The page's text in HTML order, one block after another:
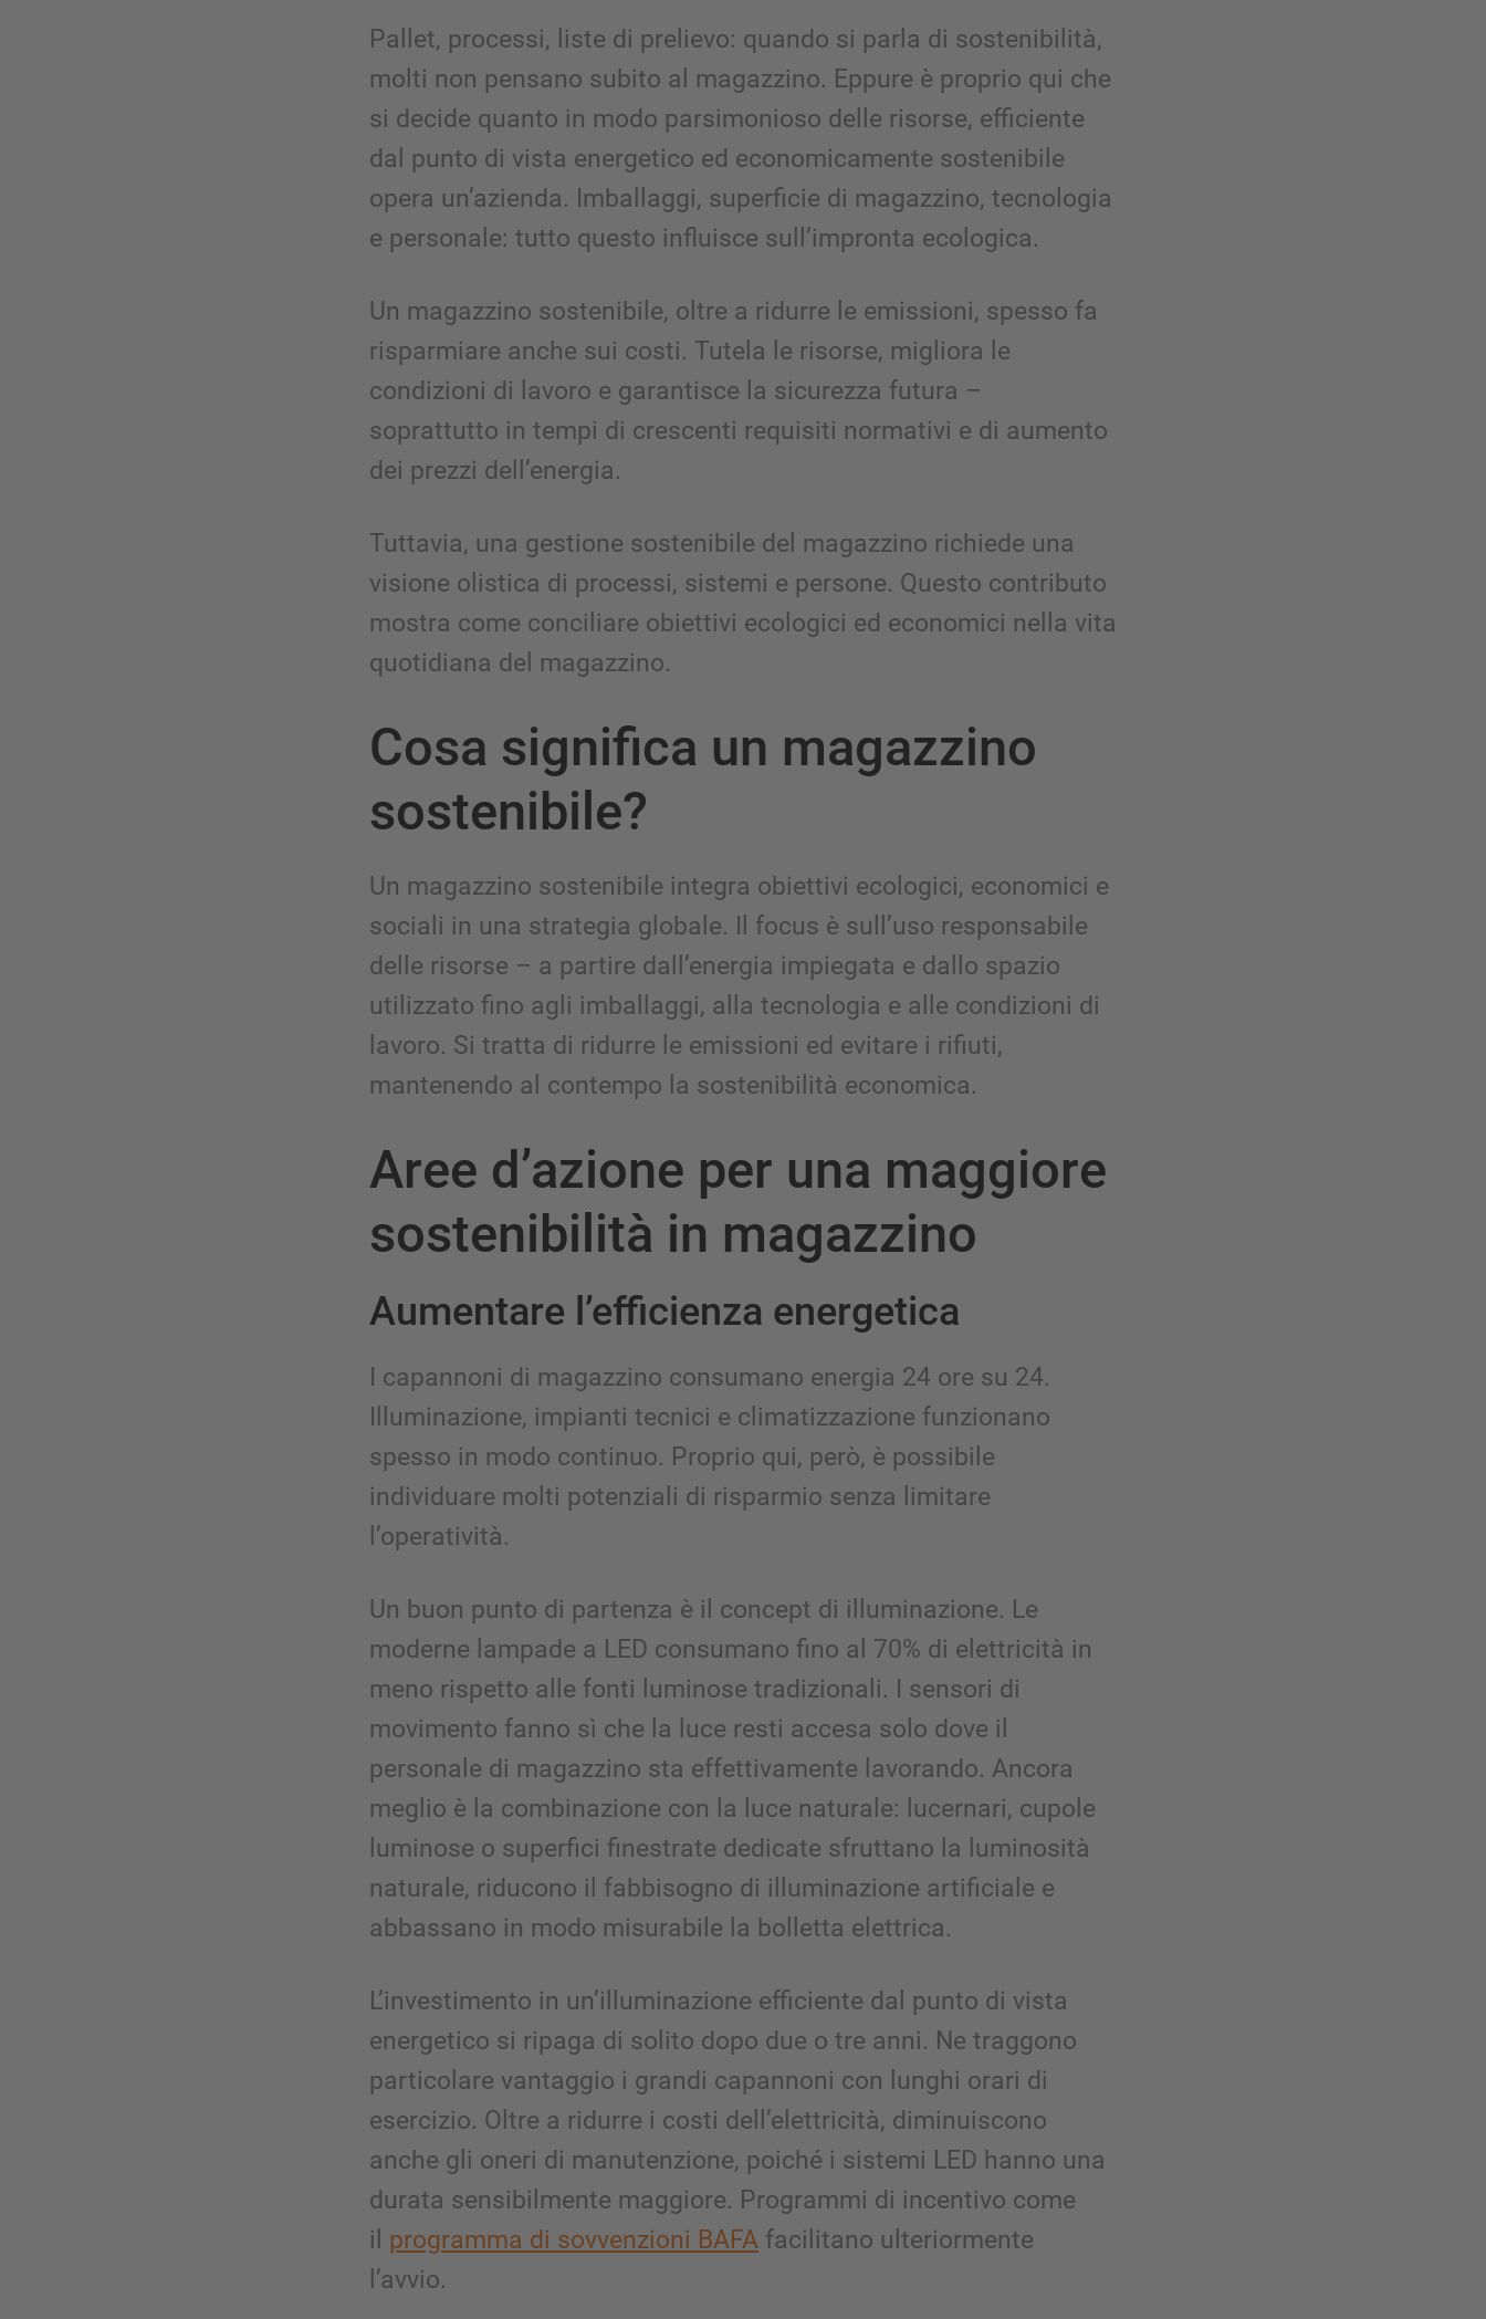
Pallet, processi, liste di prelievo: quando si parla di sostenibilità,
molti non pensano subito al magazzino. Eppure è proprio qui che
si decide quanto in modo parsimonioso delle risorse, efficiente
dal punto di vista energetico ed economicamente sostenibile
opera un’azienda. Imballaggi, superficie di magazzino, tecnologia
e personale: tutto questo influisce sull’impronta ecologica.
Un magazzino sostenibile, oltre a ridurre le emissioni, spesso fa
risparmiare anche sui costi. Tutela le risorse, migliora le
condizioni di lavoro e garantisce la sicurezza futura –
soprattutto in tempi di crescenti requisiti normativi e di aumento
dei prezzi dell’energia.
Tuttavia, una gestione sostenibile del magazzino richiede una
visione olistica di processi, sistemi e persone. Questo contributo
mostra come conciliare obiettivi ecologici ed economici nella vita
quotidiana del magazzino.
Cosa significa un magazzino
sostenibile?
Un magazzino sostenibile integra obiettivi ecologici, economici e
sociali in una strategia globale. Il focus è sull’uso responsabile
delle risorse – a partire dall’energia impiegata e dallo spazio
utilizzato fino agli imballaggi, alla tecnologia e alle condizioni di
lavoro. Si tratta di ridurre le emissioni ed evitare i rifiuti,
mantenendo al contempo la sostenibilità economica.
Aree d’azione per una maggiore
sostenibilità in magazzino
Aumentare l’efficienza energetica
I capannoni di magazzino consumano energia 24 ore su 24.
Illuminazione, impianti tecnici e climatizzazione funzionano
spesso in modo continuo. Proprio qui, però, è possibile
individuare molti potenziali di risparmio senza limitare
l’operatività.
Un buon punto di partenza è il concept di illuminazione. Le
moderne lampade a LED consumano fino al 70% di elettricità in
meno rispetto alle fonti luminose tradizionali. I sensori di
movimento fanno sì che la luce resti accesa solo dove il
personale di magazzino sta effettivamente lavorando. Ancora
meglio è la combinazione con la luce naturale: lucernari, cupole
luminose o superfici finestrate dedicate sfruttano la luminosità
naturale, riducono il fabbisogno di illuminazione artificiale e
abbassano in modo misurabile la bolletta elettrica.
L’investimento in un’illuminazione efficiente dal punto di vista
energetico si ripaga di solito dopo due o tre anni. Ne traggono
particolare vantaggio i grandi capannoni con lunghi orari di
esercizio. Oltre a ridurre i costi dell’elettricità, diminuiscono
anche gli oneri di manutenzione, poiché i sistemi LED hanno una
durata sensibilmente maggiore. Programmi di incentivo come
il programma di sovvenzioni BAFA facilitano ulteriormente
l’avvio.